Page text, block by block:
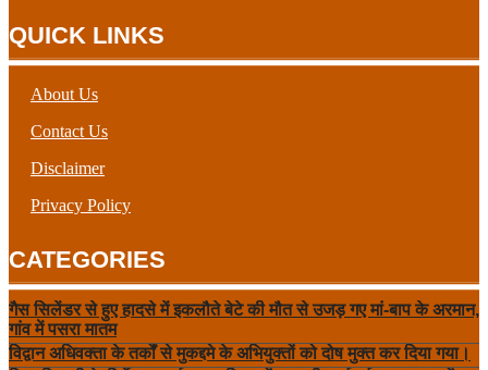
QUICK LINKS
About Us
Contact Us
Disclaimer
Privacy Policy
CATEGORIES
गैस सिलेंडर से हुए हादसे में इकलौते बेटे की मौत से उजड़ गए मां-बाप के अरमान,
गांव में पसरा मातम
विद्वान अधिवक्ता के तर्कों से मुकद्दमे के अभियुक्तों को दोष मुक्त कर दिया गया।